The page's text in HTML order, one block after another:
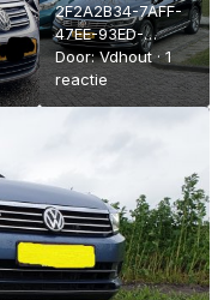
2F2A2B34-7AFF-
47EE-93ED-
3011212FA072.jpeg
Door:Vdhout·1
reactie